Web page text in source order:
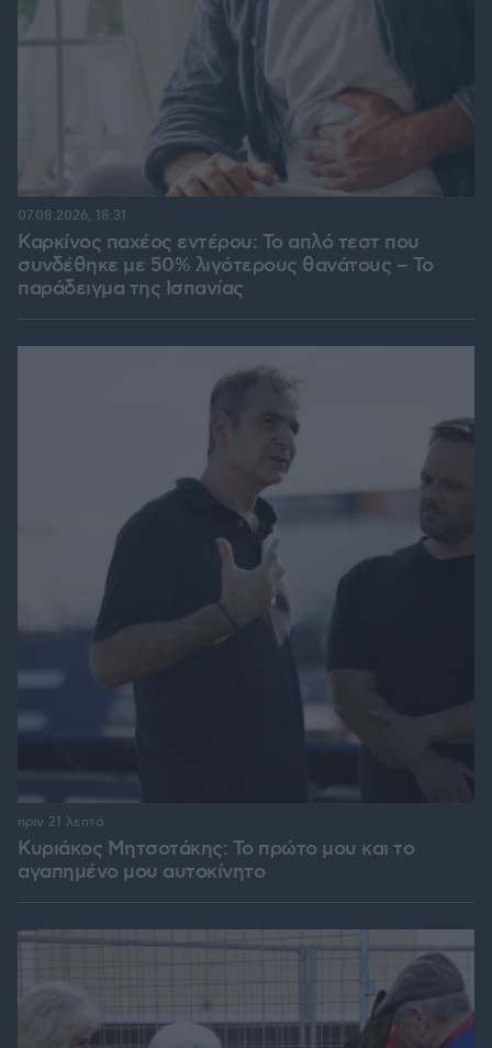
Καρκίνος παχέος εντέρου: Το απλό τεστ που
συνδέθηκε με 50% λιγότερους θανάτους – Το
παράδειγμα της Ισπανίας
07.08.2026, 18:31
Κυριάκος Μητσοτάκης: Το πρώτο μου και το
αγαπημένο μου αυτοκίνητο
πριν 21 λεπτά